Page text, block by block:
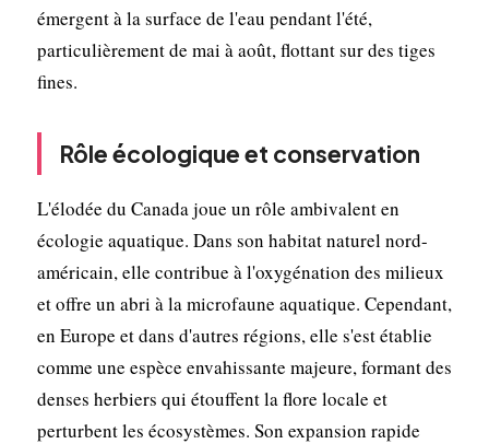
émergent à la surface de l'eau pendant l'été,
particulièrement de mai à août, flottant sur des tiges
fines.
Rôle écologique et conservation
L'élodée du Canada joue un rôle ambivalent en
écologie aquatique. Dans son habitat naturel nord-
américain, elle contribue à l'oxygénation des milieux
et offre un abri à la microfaune aquatique. Cependant,
en Europe et dans d'autres régions, elle s'est établie
comme une espèce envahissante majeure, formant des
denses herbiers qui étouffent la flore locale et
perturbent les écosystèmes. Son expansion rapide